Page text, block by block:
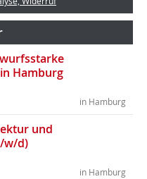
Hamburg
in Hamburg
und
w/d)
in Hamburg